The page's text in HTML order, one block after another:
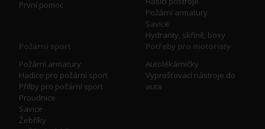
První pomoc
Požární armatury
Savice
Hydranty, skříně, boxy
Požární sport
Požární armatury
Hadice pro požární sport
Přilby pro požární sport
Proudnice
Savice
Žebříky
Potřeby pro motoristy
Autolékárničky
Vyprošťovací nástroje do
auta